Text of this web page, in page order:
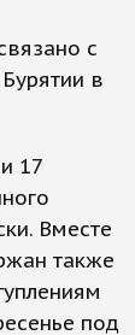
с
в
17
Вместе
также
под